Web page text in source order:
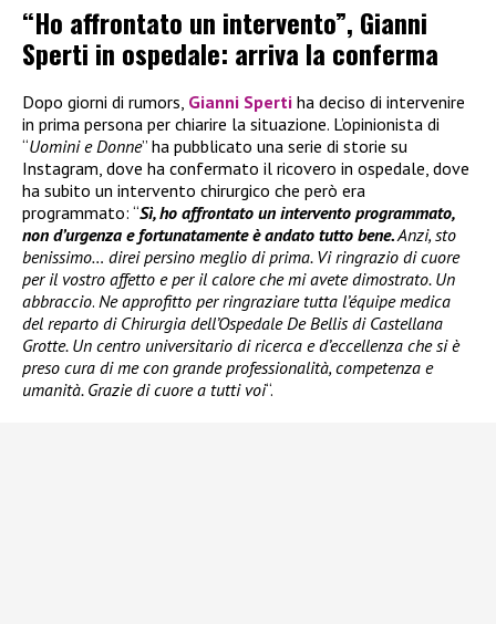
“Ho affrontato un intervento”, Gianni
Sperti in ospedale: arriva la conferma
Dopo giorni di rumors, Gianni Sperti ha deciso di intervenire
in prima persona per chiarire la situazione. L’opinionista di
“Uomini e Donne” ha pubblicato una serie di storie su
Instagram, dove ha confermato il ricovero in ospedale, dove
ha subito un intervento chirurgico che però era
programmato: “Sì, ho affrontato un intervento programmato,
non d’urgenza e fortunatamente è andato tutto bene.Anzi, sto
benissimo… direi persino meglio di prima. Vi ringrazio di cuore
per il vostro affetto e per il calore che mi avete dimostrato. Un
abbraccio. Ne approfitto per ringraziare tutta l’équipe medica
del reparto di Chirurgia dell’Ospedale De Bellis di Castellana
Grotte. Un centro universitario di ricerca e d’eccellenza che si è
preso cura di me con grande professionalità, competenza e
umanità. Grazie di cuore a tutti voi“.